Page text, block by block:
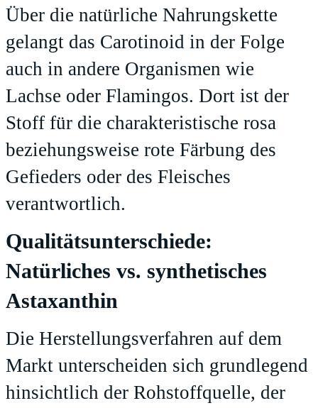
Über die natürliche Nahrungskette
gelangt das Carotinoid in der Folge
auch in andere Organismen wie
Lachse oder Flamingos. Dort ist der
Stoff für die charakteristische rosa
beziehungsweise rote Färbung des
Gefieders oder des Fleisches
verantwortlich.
Qualitätsunterschiede:
Natürliches vs. synthetisches
Astaxanthin
Die Herstellungsverfahren auf dem
Markt unterscheiden sich grundlegend
hinsichtlich der Rohstoffquelle, der